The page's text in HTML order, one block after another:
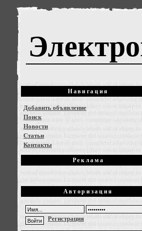
Навигация
Добавить объявление
Поиск
Новости
Статьи
Контакты
Реклама
Авторизация
Регистрация